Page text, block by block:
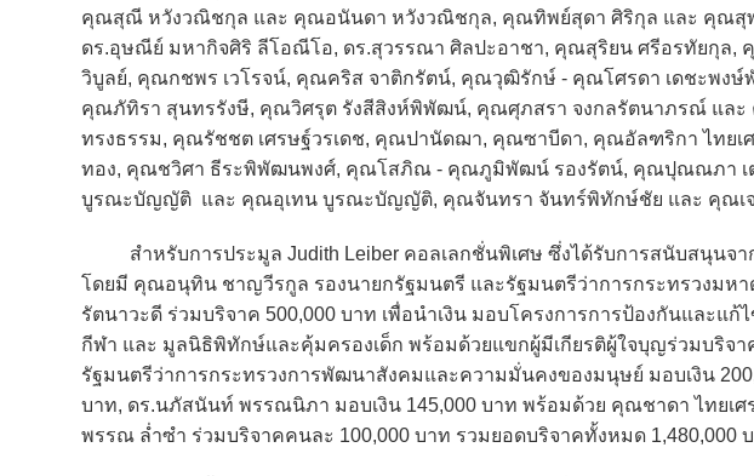
คุณสุณี หวังวณิชกุล และ คุณอนันดา หวังวณิชกุล, คุณทิพย์สุดา ศิริกุล และ คุณ
ดร.อุษณีย์ มหากิจศิริ ลีโอณีโอ, ดร.สุวรรณา ศิลปะอาชา, คุณสุริยน ศรีอรทัยกุล
วิบูลย์, คุณกชพร เวโรจน์, คุณคริส จาติกรัตน์, คุณวุฒิรักษ์ - คุณโศรดา เดชะพงษ์
คุณภัทิรา สุนทรรังษี, คุณวิศรุต รังสีสิงห์พิพัฒน์, คุณศุภสรา จงกลรัตนาภรณ์ แล
ทรงธรรม, คุณรัชชต เศรษฐ์วรเดช, คุณปานัดฌา, คุณซาบีดา, คุณอัลฑริกา ไทยเ
ทอง, คุณชวิศา ธีระพิพัฒนพงศ์, คุณโสภิณ - คุณภูมิพัฒน์ รองรัตน์, คุณปุณณภา เ
บูรณะบัญญัติ และ คุณอุเทน บูรณะบัญญัติ, คุณจันทรา จันทร์พิทักษ์ชัย และ คุณเ
สำหรับการประมูล Judith Leiber คอลเลกชั่นพิเศษ ซึ่งได้รับการสนับสนุนจาก
โดยมี คุณอนุทิน ชาญวีรกูล รองนายกรัฐมนตรี และรัฐมนตรีว่าการกระทรวงมห
รัตนาวะดี ร่วมบริจาค 500,000 บาท เพื่อนำเงิน มอบโครงการการป้องกันและแ
กีฬา และ มูลนิธิพิทักษ์และคุ้มครองเด็ก พร้อมด้วยแขกผู้มีเกียรติผู้ใจบุญร่วมบริจ
รัฐมนตรีว่าการกระทรวงการพัฒนาสังคมและความมั่นคงของมนุษย์ มอบเงิน
บาท, ดร.นภัสนันท์ พรรณนิภา มอบเงิน 145,000 บาท พร้อมด้วย คุณชาดา ไทยเ
พรรณ ล่ำซำ ร่วมบริจาคคนละ 100,000 บาท รวมยอดบริจาคทั้งหมด 1,480,000